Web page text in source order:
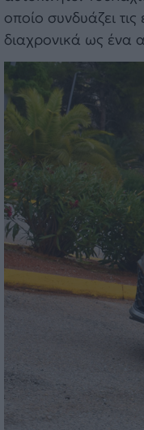
οποίο συνδυάζει
διαχρονικά ως ένα